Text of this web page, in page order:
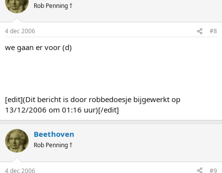
Rob Penning †
4 dec 2006 #8
we gaan er voor (d)
[edit](Dit bericht is door robbedoesje bijgewerkt op
13/12/2006 om 01:16 uur)[/edit]
Beethoven
Rob Penning †
4 dec 2006 #9